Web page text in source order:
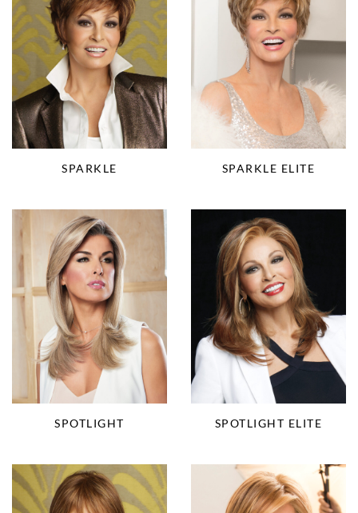
SPARKLE SPARKLE ELITE
SPOTLIGHT SPOTLIGHT ELITE